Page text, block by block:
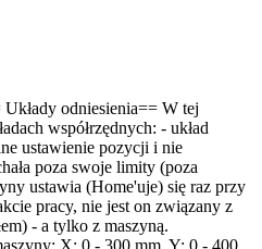
odniesienia== W tej
współrzędnych: - układ
ustawienie pozycji i nie
poza swoje limity (poza
ustawia (Home'uje) się raz przy
pracy, nie jest on związany z
- a tylko z maszyną.
X: 0 - 300 mm, Y: 0 - 400